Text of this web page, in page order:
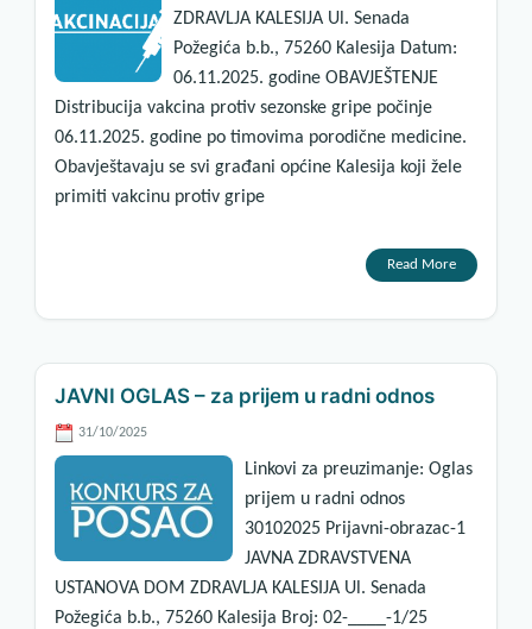
ZDRAVLJA KALESIJA Ul. Senada
Požegića b.b., 75260 Kalesija Datum:
06.11.2025. godine OBAVJEŠTENJE
Distribucija vakcina protiv sezonske gripe počinje
06.11.2025. godine po timovima porodične medicine.
Obavještavaju se svi građani općine Kalesija koji žele
primiti vakcinu protiv gripe
Read More
JAVNI OGLAS – za prijem u radni odnos
31/10/2025
Linkovi za preuzimanje: Oglas
prijem u radni odnos
30102025 Prijavni-obrazac-1
JAVNA ZDRAVSTVENA
USTANOVA DOM ZDRAVLJA KALESIJA Ul. Senada
Požegića b.b., 75260 Kalesija Broj: 02-____-1/25